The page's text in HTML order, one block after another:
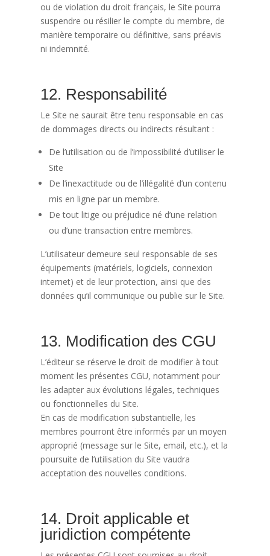
ou de violation du droit français, le Site pourra
suspendre ou résilier le compte du membre, de
manière temporaire ou définitive, sans préavis
ni indemnité.
12. Responsabilité
Le Site ne saurait être tenu responsable en cas
de dommages directs ou indirects résultant :
De l’utilisation ou de l’impossibilité d’utiliser le
Site
De l’inexactitude ou de l’illégalité d’un contenu
mis en ligne par un membre.
De tout litige ou préjudice né d’une relation
ou d’une transaction entre membres.
L’utilisateur demeure seul responsable de ses
équipements (matériels, logiciels, connexion
internet) et de leur protection, ainsi que des
données qu’il communique ou publie sur le Site.
13. Modification des CGU
L’éditeur se réserve le droit de modifier à tout
moment les présentes CGU, notamment pour
les adapter aux évolutions légales, techniques
ou fonctionnelles du Site.
En cas de modification substantielle, les
membres pourront être informés par un moyen
approprié (message sur le Site, email, etc.), et la
poursuite de l’utilisation du Site vaudra
acceptation des nouvelles conditions.
14. Droit applicable et
juridiction compétente